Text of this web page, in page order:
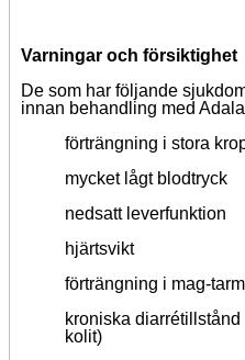
Varningar och försiktighet
De som har följande
innan behandling med
förträngning i stora
mycket lågt blodtryck
nedsatt leverfunktion
hjärtsvikt
förträngning i mag-
kroniska
kolit)